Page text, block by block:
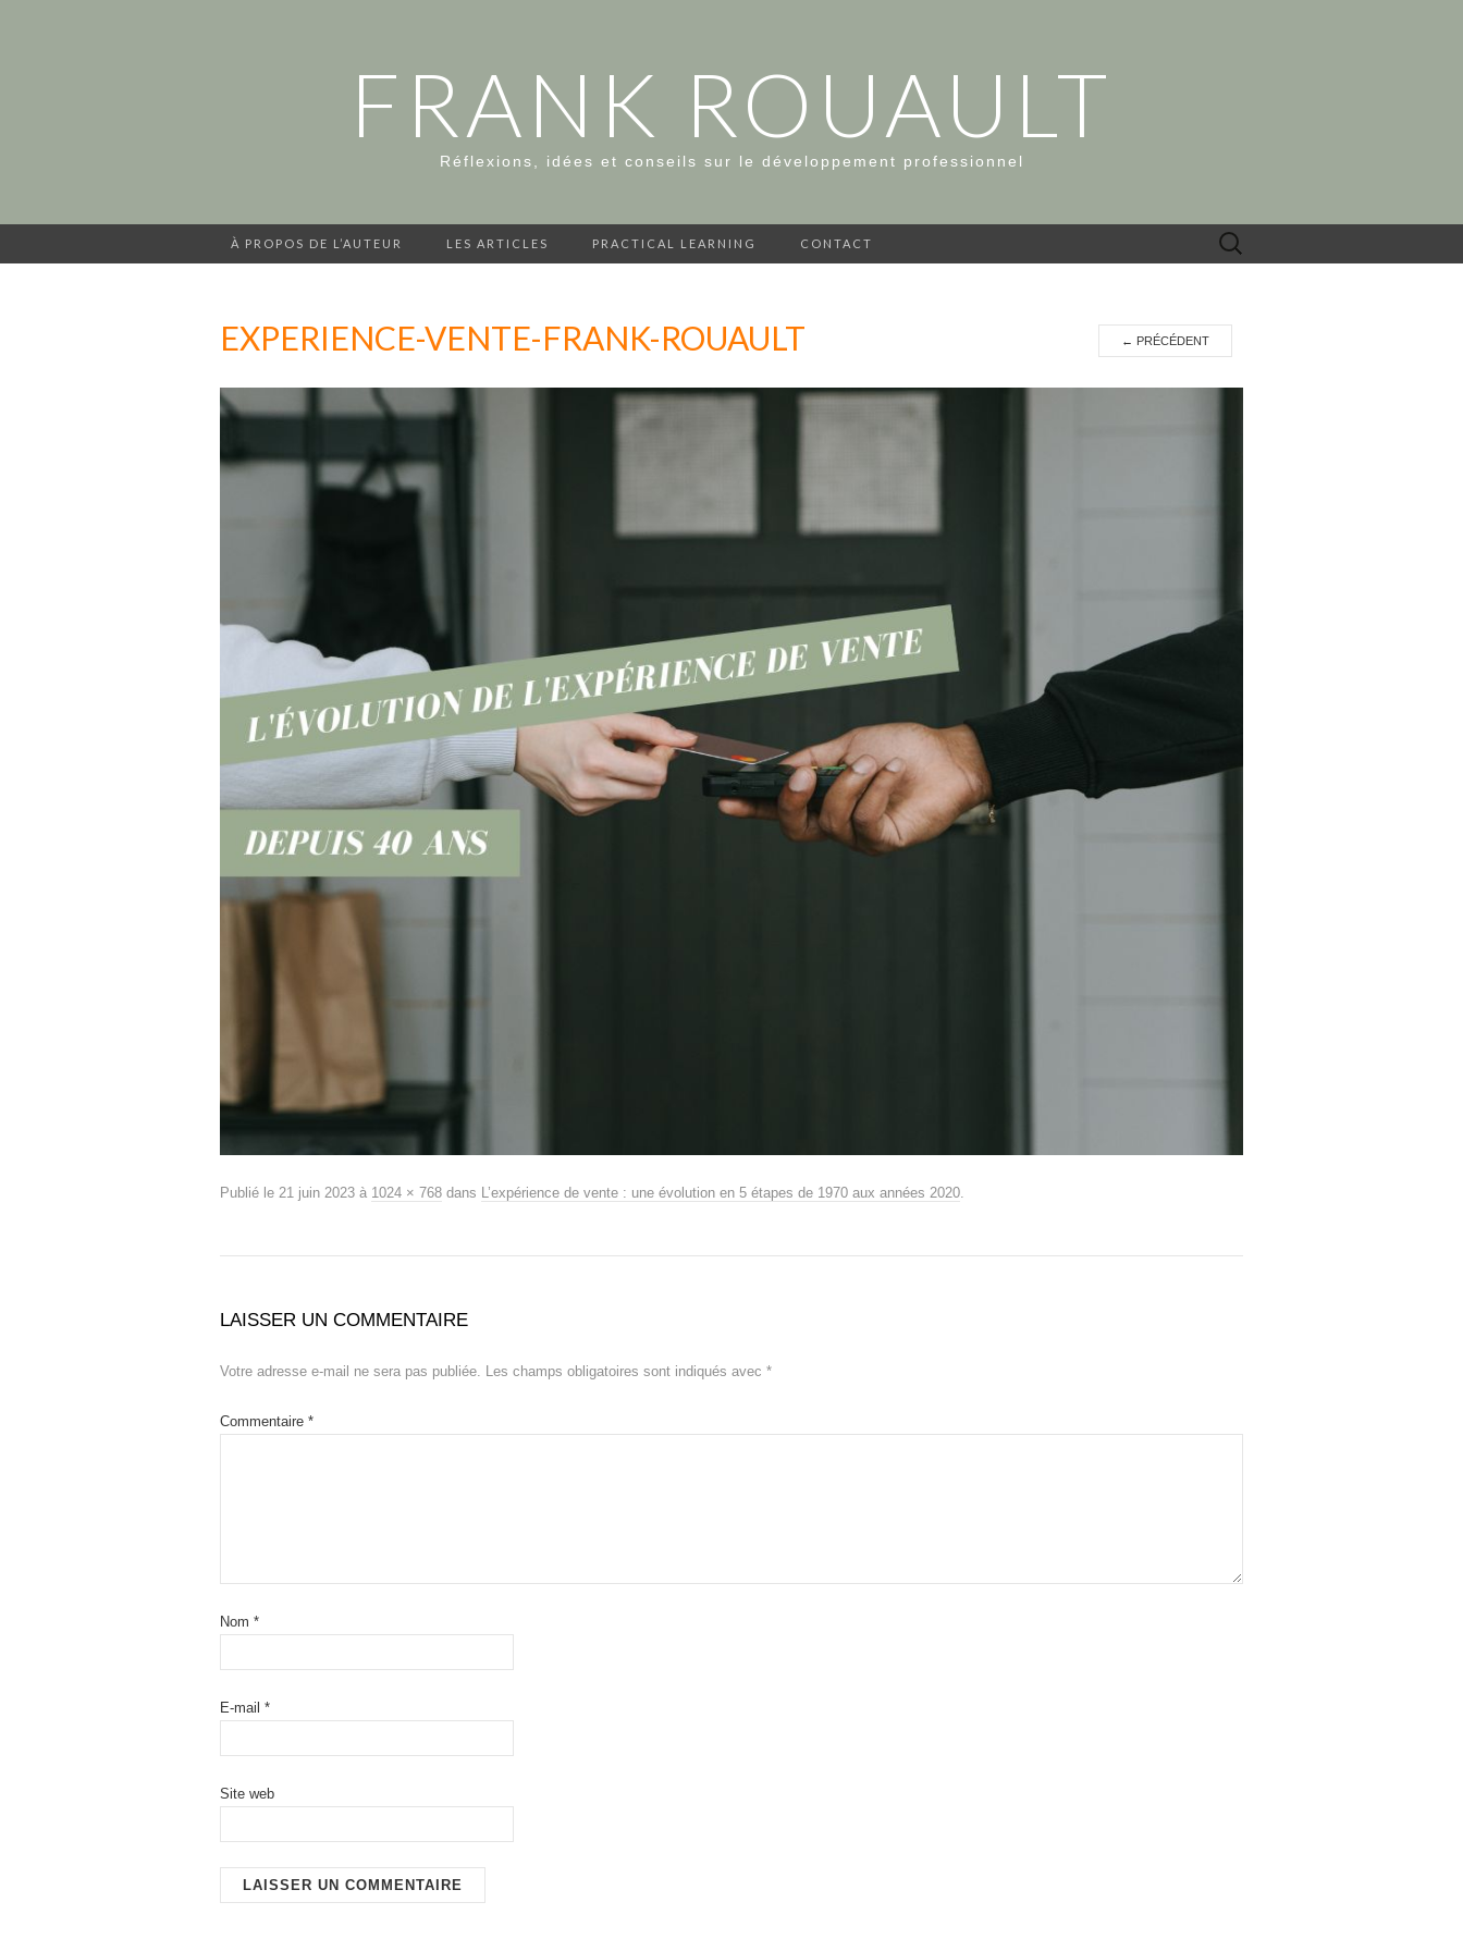
FRANK ROUAULT
Réflexions, idées et conseils sur le développement professionnel
À PROPOS DE L’AUTEUR LES ARTICLES PRACTICAL LEARNING CONTACT Rechercher :
EXPERIENCE-VENTE-FRANK-ROUAULT ← PRÉCÉDENT
Publié le 21 juin 2023 à 1024 × 768 dans L’expérience de vente : une évolution en 5 étapes de 1970 aux années 2020.
LAISSER UN COMMENTAIRE
Votre adresse e-mail ne sera pas publiée. Les champs obligatoires sont indiqués avec *
Commentaire *
Nom *
E-mail *
Site web